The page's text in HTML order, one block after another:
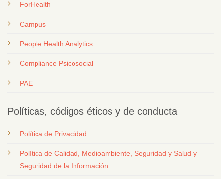
ForHealth
Campus
People Health Analytics
Compliance Psicosocial
PAE
Políticas, códigos éticos y de conducta
Política de Privacidad
Política de Calidad, Medioambiente, Seguridad y Salud y
Seguridad de la Información